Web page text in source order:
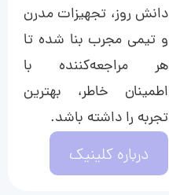
دانش روز، تجهیزات مدرن
و تیمی مجرب بنا شده تا
هر مراجعه‌کننده با
اطمینان خاطر، بهترین
تجربه را داشته باشد.
درباره کلینیک